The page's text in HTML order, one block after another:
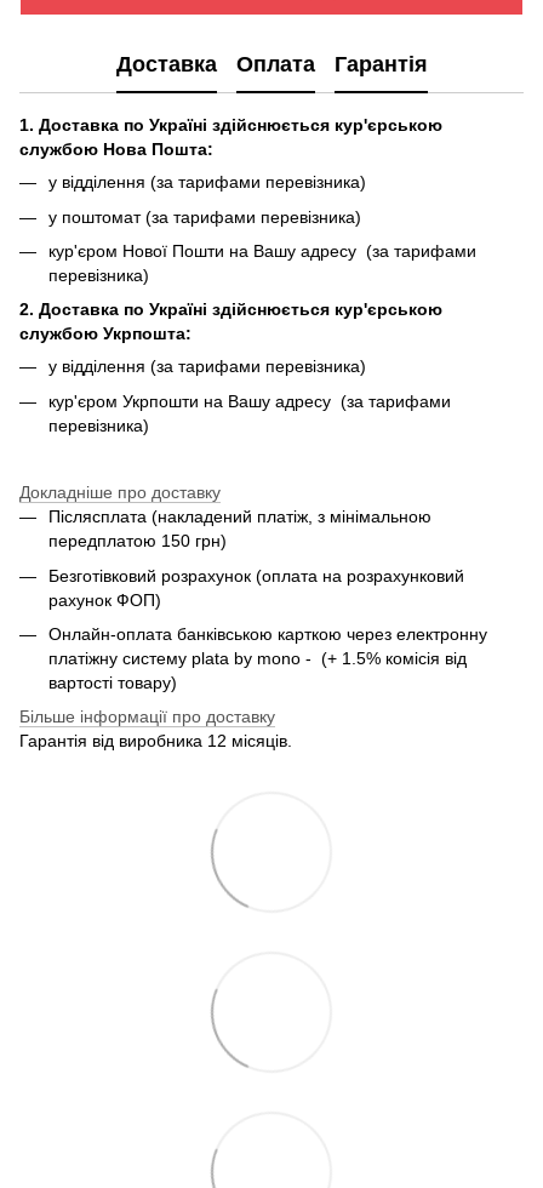
Доставка Оплата Гарантія
1. Доставка по Україні здійснюється кур'єрською
службою Нова Пошта:
у відділення (за тарифами перевізника)
у поштомат (за тарифами перевізника)
кур'єром Нової Пошти на Вашу адресу (за тарифами
перевізника)
2. Доставка по Україні здійснюється кур'єрською
службою Укрпошта:
у відділення (за тарифами перевізника)
кур'єром Укрпошти на Вашу адресу (за тарифами
перевізника)
Докладніше про доставку
Післясплата (накладений платіж, з мінімальною
передплатою 150 грн)
Безготівковий розрахунок (оплата на розрахунковий
рахунок ФОП)
Онлайн-оплата банківською карткою через електронну
платіжну систему plata by mono - (+ 1.5% комісія від
вартості товару)
Більше інформації про доставку
Гарантія від виробника 12 місяців.